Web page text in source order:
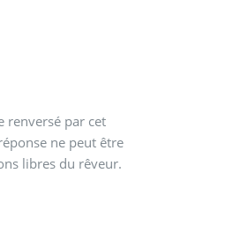
renversé par cet
ne peut être
libres du rêveur.